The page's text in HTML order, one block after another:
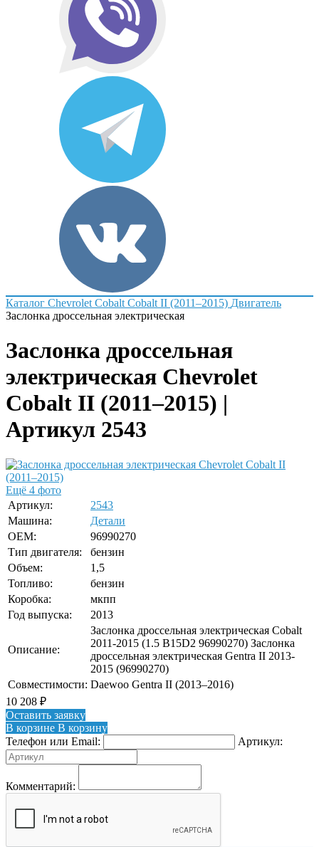
Каталог Chevrolet Cobalt Cobalt II (2011–2015) Двигатель
Заслонка дроссельная электрическая
Заслонка дроссельная
электрическая Chevrolet
Cobalt II (2011–2015) |
Артикул 2543
Ещё 4 фото
Артикул:
2543
Машина:
Детали
OEM:
96990270
Тип двигателя:
бензин
Объем:
1,5
Топливо:
бензин
Коробка:
мкпп
Год выпуска:
2013
Описание:
Заслонка дроссельная электрическая Cobalt
2011-2015 (1.5 B15D2 96990270) Заслонка
дроссельная электрическая Gentra II 2013-
2015 (96990270)
Совместимости: Daewoo Gentra II (2013–2016)
10 208 ₽
Оставить заявку
В корзине В корзину
Телефон или Email:
Артикул:
Комментарий: